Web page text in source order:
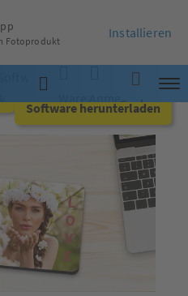
Software
App
WarenkorbAnmelden
Suche
Software herunterladen
Fotoprodukt
Installieren